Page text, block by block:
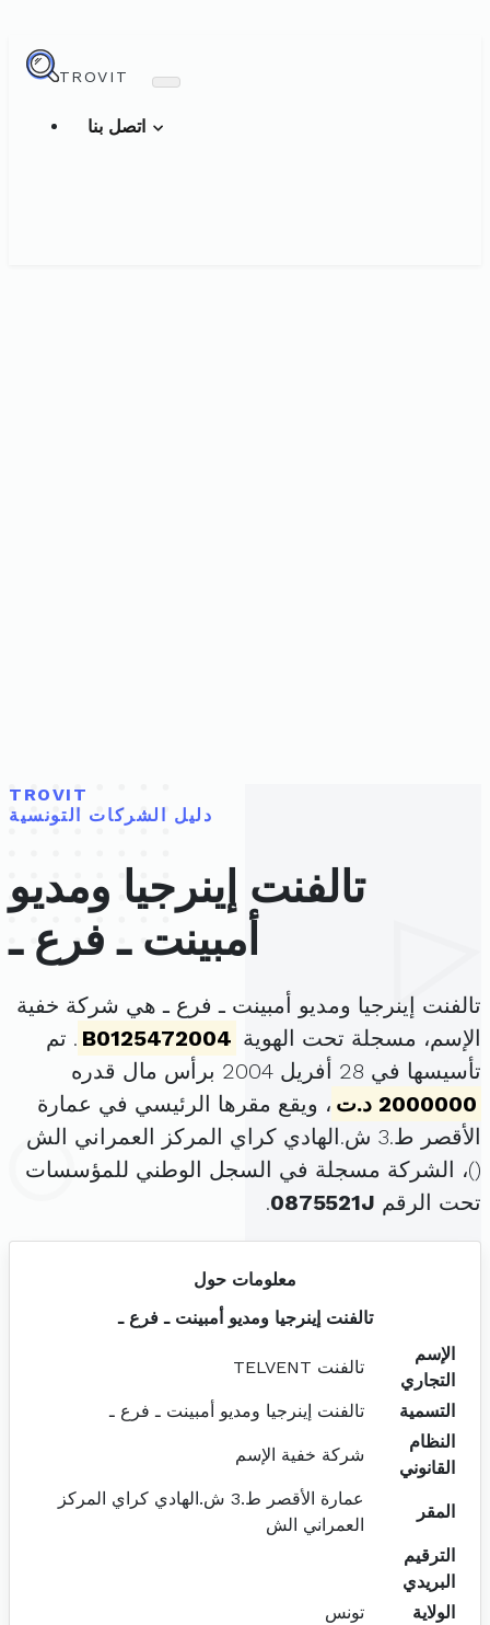
TROVIT
TROVIT
دليل الشركات التونسية
تالفنت إينرجيا ومديو
أمبينت ـ فرع ـ
تالفنت إينرجيا ومديو أمبينت ـ فرع ـ هي شركة خفية
الإسم، مسجلة تحت الهوية B0125472004 . تم
تأسيسها في 28 أفريل 2004 برأس مال قدره
2000000 د.ت
، ويقع مقرها الرئيسي في عمارة
الأقصر ط.3 ش.الهادي كراي المركز العمراني الش
()، الشركة مسجلة في السجل الوطني للمؤسسات
تحت الرقم 0875521J
.
معلومات حول
تالفنت إينرجيا ومديو أمبينت ـ فرع ـ
الإسم
التجاري
تالفنت TELVENT
التسمية
تالفنت إينرجيا ومديو أمبينت ـ فرع ـ
النظام
القانوني
شركة خفية الإسم
المقر
عمارة الأقصر ط.3 ش.الهادي كراي المركز
العمراني الش
الترقيم
البريدي
الولاية
تونس